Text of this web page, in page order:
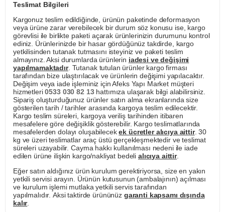
Teslimat Bilgileri
Kargonuz teslim edildiğinde, ürünün paketinde deformasyon
veya ürüne zarar verebilecek bir durum söz konusu ise, kargo
görevlisi ile birlikte paketi açarak ürünlerinizin durumunu kontrol
ediniz. Ürünlerinizde bir hasar gördüğünüz takdirde, kargo
yetkilisinden tutanak tutmasını isteyiniz ve paketi teslim
almayınız. Aksi durumlarda ürünlerin iadesi ve değişimi
yapılmamaktadır. Tutanak tutulan ürünler kargo firması
tarafından bize ulaştırılacak ve ürünlerin değişimi yapılacaktır.
Değişim veya iade işleminiz için Afeks Yapı Market müşteri
hizmetleri0533 030 82 13hattımıza ulaşarak bilgi alabilirsiniz.
Sipariş oluşturduğunuz ürünler satın alma ekranlarında size
gösterilen tarih / tarihler arasında kargoya teslim edilecektir.
Kargo teslim süreleri, kargoya veriliş tarihinden itibaren
mesafelere göre değişiklik gösterebilir. Kargo teslimatlarında
mesafelerden dolayı oluşabilecekek ücretler alıcıya aittir. 30
kg ve üzeri teslimatlar araç üstü gerçekleşmektedir ve teslimat
süreleri uzayabilir. Cayma hakkı kullanılması nedeni ile iade
edilen ürüne ilişkin kargo/nakliyat bedeli alıcıya aittir.
Eğer satın aldığınız ürün kurulum gerektiriyorsa, size en yakın
yetkili servisi arayın. Ürünün kutusunun (ambalajının) açılması
ve kurulum işlemi mutlaka yetkili servis tarafından
yapılmalıdır. Aksi taktirde ürününüz garanti kapsamı dışında
kalır.